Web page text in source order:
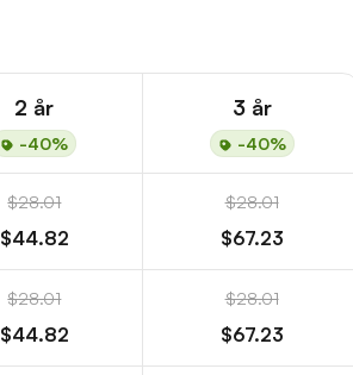
2 år
-40%
3 år
-40%
$28.01
$44.82
$28.01
$67.23
$28.01
$44.82
$28.01
$67.23